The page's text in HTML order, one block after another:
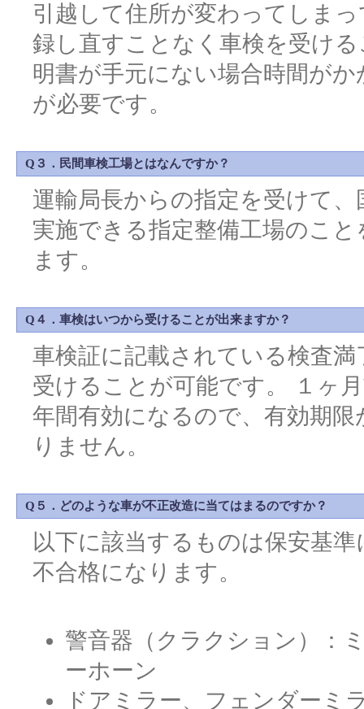
引越して住所が変わってしま
録し直すことなく車検を受け
明書が手元にない場合時間が
が必要です。
Q３．民間車検工場とはなんですか？
運輸局長からの指定を受けて
実施できる指定整備工場のこ
ます。
Q４．車検はいつから受けることが出来ますか？
車検証に記載されている検査
受けることが可能です。 １ヶ
年間有効になるので、有効期
りません。
Q５．どのような車が不正改造に当てはまるのですか？
以下に該当するものは保安基
不合格になります。
警音器（クラクション）：
ーホーン
ドアミラー、フェンダーミ